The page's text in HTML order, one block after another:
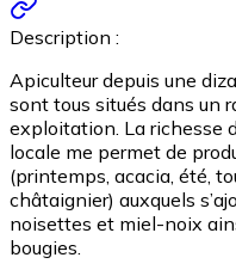
Description :
Apiculteur depuis une
sont tous situés dans un
exploitation. La richesse
locale me permet de
(printemps, acacia, été,
châtaignier) auxquels
noisettes et miel-noix
bougies.